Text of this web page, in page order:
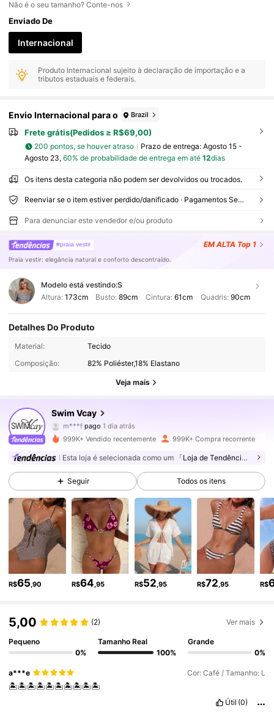
Não é o seu tamanho? Conte-nos
Enviado De
Internacional
Produto Internacional sujeito à declaração de importação e a
tributos estaduais e federais.
Envio Internacional para o Brazil
Frete grátis(Pedidos ≥ R$69,00)
200 pontos, se houver atraso Prazo de entrega: Agosto 15 -
Agosto 23, 60% de probabilidade de entrega em até 12dias
Os itens desta categoria não podem ser devolvidos ou trocados.
Reenviar se o item estiver perdido/danificado · Pagamentos Seguros · Proteção de privacidade
Para denunciar este vendedor e/ou produto
#praia vestir EM ALTA Top 1
Praia vestir: elegância natural e conforto descontraído.
Modelo está vestindo:S
Altura: 173cm Busto:89cm Cintura: 61cm Quadris: 90cm
Detalhes Do Produto
Material:
Tecido
Composição:
82% Poliéster,18% Elastano
Veja mais
Swim Vcay
4,90
598K Seguidores
m***fpago 1 dia atrás
4,90 598K Seguidores
4,90 598K Seguidores
4,90 598K Seguidores
598K Seguidores
4,90 598K Seguidores
999K+ Vendido recentemente 999K+ Compra recorrente
Esta loja é selecionada como um 「Loja de Tendências」
Seguir Todos os itens
R$65,90 R$64,95 R$52,95 R$72,95 R$
5,00 (2) Ver mais
Pequeno
0%
Tamanho Real
100%
Grande
0%
a***e Cor: Café / Tamanho: L
🏝️🏝️🏝️🏝️🏝️🏝️🏝️🏝️🏝️🏝️
Útil (0)